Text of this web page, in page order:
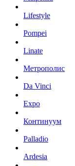
Lifestyle
Pompei
Linate
Метрополис
Da Vinci
Expo
Континуум
Palladio
Ardesia